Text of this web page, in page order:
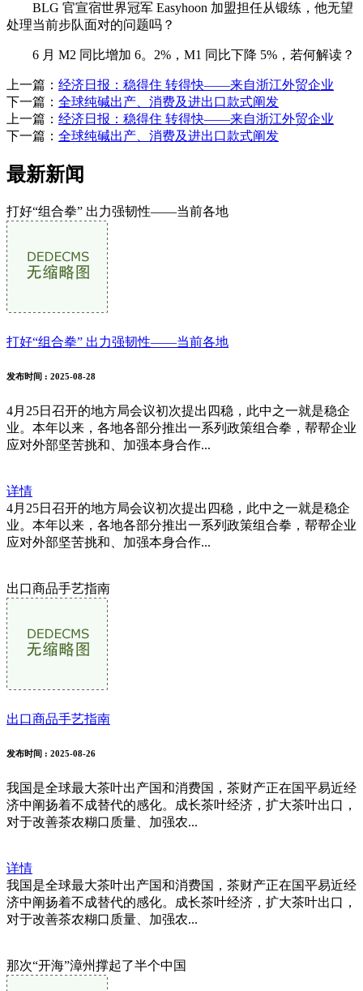
BLG 官宣宿世界冠军 Easyhoon 加盟担任从锻练，他无望
处理当前步队面对的问题吗？
6 月 M2 同比增加 6。2%，M1 同比下降 5%，若何解读？
上一篇： 经济日报：稳得住 转得快——来自浙江外贸企业
下一篇： 全球纯碱出产、消费及进出口款式阐发
上一篇： 经济日报：稳得住 转得快——来自浙江外贸企业
下一篇： 全球纯碱出产、消费及进出口款式阐发
最新新闻
打好“组合拳” 出力强韧性——当前各地
打好“组合拳” 出力强韧性——当前各地
发布时间 : 2025-08-28
4月25日召开的地方局会议初次提出四稳，此中之一就是稳企
业。本年以来，各地各部分推出一系列政策组合拳，帮帮企业
应对外部坚苦挑和、加强本身合作...
详情
4月25日召开的地方局会议初次提出四稳，此中之一就是稳企
业。本年以来，各地各部分推出一系列政策组合拳，帮帮企业
应对外部坚苦挑和、加强本身合作...
出口商品手艺指南
出口商品手艺指南
发布时间 : 2025-08-26
我国是全球最大茶叶出产国和消费国，茶财产正在国平易近经
济中阐扬着不成替代的感化。成长茶叶经济，扩大茶叶出口，
对于改善茶农糊口质量、加强农...
详情
我国是全球最大茶叶出产国和消费国，茶财产正在国平易近经
济中阐扬着不成替代的感化。成长茶叶经济，扩大茶叶出口，
对于改善茶农糊口质量、加强农...
那次“开海”漳州撑起了半个中国